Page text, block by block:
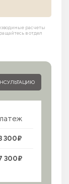
расчеты
в отдел
300₽
300₽